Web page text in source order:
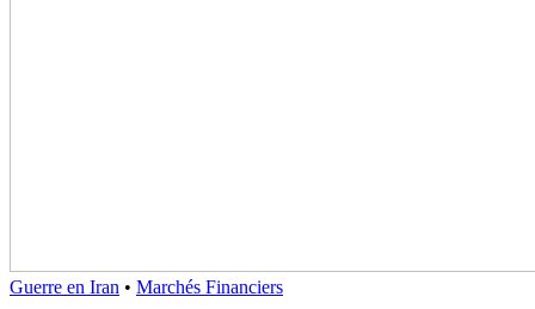
Guerre en Iran • Marchés Financiers